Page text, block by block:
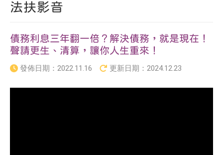
法扶影音
債務利息三年翻一倍？解決債務，就是現在！
聲請更生、清算，讓你人生重來！
發佈日期： 2022.11.16 更新日期： 2024.12.23